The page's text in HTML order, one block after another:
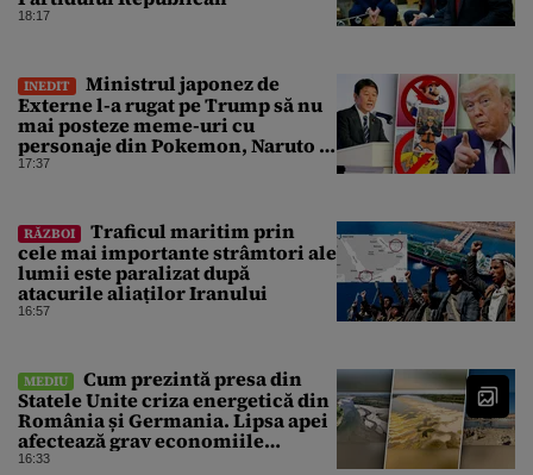
18:17
INEDIT
Ministrul japonez de
Externe l-a rugat pe Trump să nu
mai posteze meme-uri cu
personaje din Pokemon, Naruto și
Mario pe platformele social-
17:37
RĂZBOI
Traficul maritim prin
cele mai importante strâmtori ale
lumii este paralizat după
atacurile aliaților Iranului
16:57
MEDIU
Cum prezintă presa din
Statele Unite criza energetică din
România și Germania. Lipsa apei
afectează grav economiile
Europei
16:33